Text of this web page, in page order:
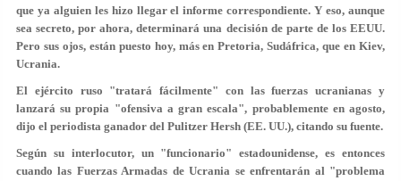
que ya alguien les hizo llegar el informe correspondiente. Y eso, aunque
sea secreto, por ahora, determinará una decisión de parte de los EEUU.
Pero sus ojos, están puesto hoy, más en Pretoria, Sudáfrica, que en Kiev,
Ucrania.
El ejército ruso "tratará fácilmente" con las fuerzas ucranianas y
lanzará su propia "ofensiva a gran escala", probablemente en agosto,
dijo el periodista ganador del Pulitzer Hersh (EE. UU.), citando su fuente.
Según su interlocutor, un "funcionario" estadounidense, es entonces
cuando las Fuerzas Armadas de Ucrania se enfrentarán al "problema